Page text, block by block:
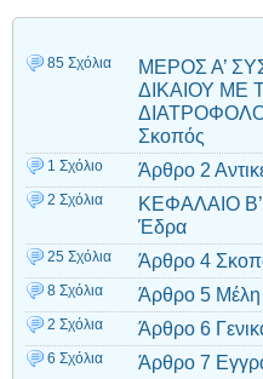
85 Σχόλια
ΜΕΡΟΣ Α’
ΔΙΚΑΙΟΥ ΜΕ
Σκοπός
1 Σχόλιο Άρθρο 2
2 Σχόλια
ΚΕΦΑΛΑΙΟ
Έδρα
25 Σχόλια Άρθρο 4
8 Σχόλια Άρθρο 5 Μέλη
2 Σχόλια Άρθρο 6
6 Σχόλια Άρθρο 7